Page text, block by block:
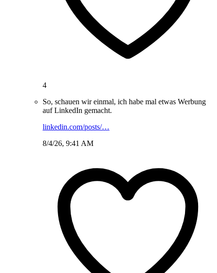
4
So, schauen wir einmal, ich habe mal etwas Werbung
auf LinkedIn gemacht.
linkedin.com/posts/…
8/4/26, 9:41 AM